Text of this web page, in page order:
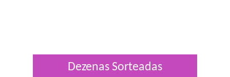
Dezenas Sorteadas